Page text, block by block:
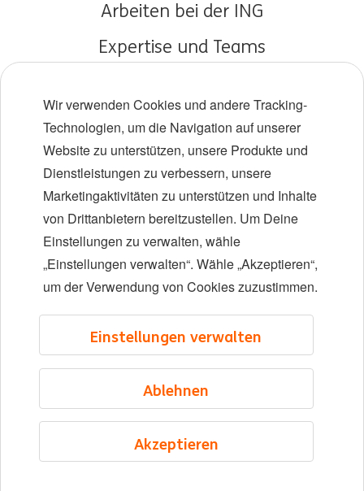
Arbeiten bei der ING
Expertise und Teams
Vielfalt und Inklusion
Standorte
Veranstaltungen
LinkedIn
X YouTube
©2026 ING
Sitemap
Datenschutzerklärung
Wir verwenden Cookies und andere Tracking-
Technologien, um die Navigation auf unserer
Website zu unterstützen, unsere Produkte und
Dienstleistungen zu verbessern, unsere
Marketingaktivitäten zu unterstützen und Inhalte
von Drittanbietern bereitzustellen. Um Deine
Einstellungen zu verwalten, wähle
„Einstellungen verwalten“. Wähle „Akzeptieren“,
um der Verwendung von Cookies zuzustimmen.
Akzeptieren
Ablehnen
Einstellungen verwalten